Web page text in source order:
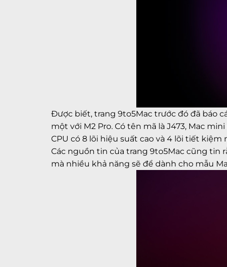
Được biết, trang 9to5Mac trước đó đã báo
một với M2 Pro. Có tên mã là J473, Mac
CPU có 8 lõi hiệu suất cao và 4 lõi tiết kiệm
Các nguồn tin của trang 9to5Mac cũng tin
mà nhiều khả năng sẽ để dành cho mẫu